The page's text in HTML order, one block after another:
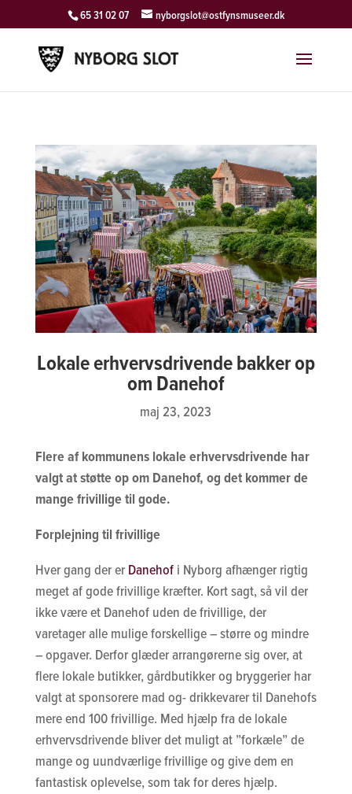
65 31 02 07 nyborgslot@ostfynsmuseer.dk
Lokale erhvervsdrivende bakker op
om Danehof
maj 23, 2023
Flere af kommunens lokale erhvervsdrivende har
valgt at støtte op om Danehof, og det kommer de
mange frivillige til gode.
Forplejning til frivillige
Hver gang der erDanehofi Nyborg afhænger rigtig
meget af gode frivillige kræfter. Kort sagt, så vil der
ikke være et Danehof uden de frivillige, der
varetager alle mulige forskellige – større og mindre
– opgaver. Derfor glæder arrangørerne sig over, at
flere lokale butikker, gårdbutikker og bryggerier har
valgt at sponsorere mad og- drikkevarer til Danehofs
mere end 100 frivillige. Med hjælp fra de lokale
erhvervsdrivende bliver det muligt at ”forkæle” de
mange og uundværlige frivillige og give dem en
fantastisk oplevelse, som tak for deres hjælp.